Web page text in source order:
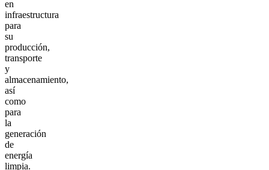
en
infraestructura
para
su
producción,
transporte
y
almacenamiento,
así
como
para
la
generación
de
energía
limpia.